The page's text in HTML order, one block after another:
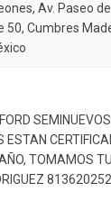
50, Cumbres
ESTAN
TOMAMOS